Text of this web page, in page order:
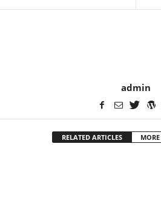
admin
RELATED ARTICLES